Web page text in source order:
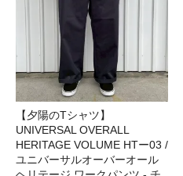
【夕陽のTシャツ】
UNIVERSAL OVERALL
HERITAGE VOLUME HTー03 /
ユニバーサルオーバーオール